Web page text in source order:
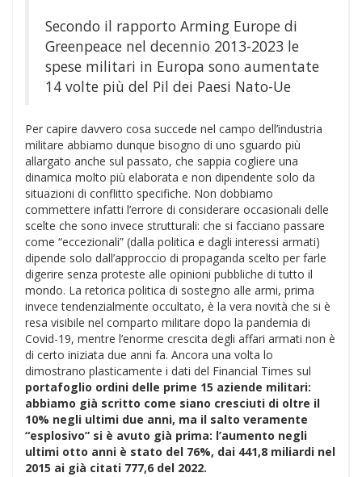
Secondo il rapporto Arming Europe di
Greenpeace nel decennio 2013-2023 le
spese militari in Europa sono aumentate
14 volte più del Pil dei Paesi Nato-Ue
Per capire davvero cosa succede nel campo dell’industria
militare abbiamo dunque bisogno di uno sguardo più
allargato anche sul passato, che sappia cogliere una
dinamica molto più elaborata e non dipendente solo da
situazioni di conflitto specifiche. Non dobbiamo
commettere infatti l’errore di considerare occasionali delle
scelte che sono invece strutturali: che si facciano passare
come “eccezionali” (dalla politica e dagli interessi armati)
dipende solo dall’approccio di propaganda scelto per farle
digerire senza proteste alle opinioni pubbliche di tutto il
mondo. La retorica politica di sostegno alle armi, prima
invece tendenzialmente occultato, è la vera novità che si è
resa visibile nel comparto militare dopo la pandemia di
Covid-19, mentre l’enorme crescita degli affari armati non è
di certo iniziata due anni fa. Ancora una volta lo
dimostrano plasticamente i dati del Financial Times sul
portafoglio ordini delle prime 15 aziende militari:
abbiamo già scritto come siano cresciuti di oltre il
10% negli ultimi due anni, ma il salto veramente
“esplosivo” si è avuto già prima: l’aumento negli
ultimi otto anni è stato del 76%, dai 441,8 miliardi nel
2015 ai già citati 777,6 del 2022.